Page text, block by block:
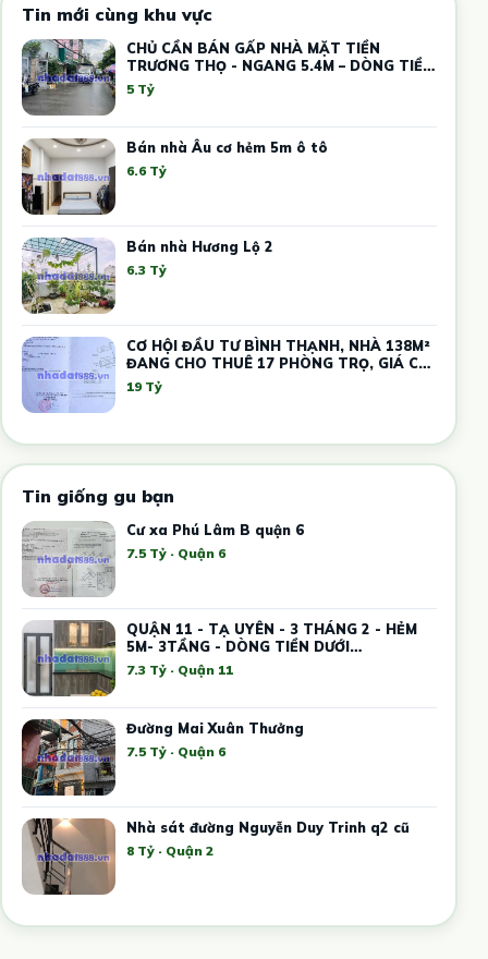
Tin mới cùng khu vực
CHỦ CẦN BÁN GẤP NHÀ MẶT TIỀN
TRƯƠNG THỌ - NGANG 5.4M – DÒNG TIỀN
12 TRIỆU
5 Tỷ
Bán nhà Âu cơ hẻm 5m ô tô
6.6 Tỷ
Bán nhà Hương Lộ 2
6.3 Tỷ
CƠ HỘI ĐẦU TƯ BÌNH THẠNH, NHÀ 138M²
ĐANG CHO THUÊ 17 PHÒNG TRỌ, GIÁ CHỈ
19 TỶ
19 Tỷ
Tin giống gu bạn
Cư xa Phú Lâm B quận 6
7.5 Tỷ · Quận 6
QUẬN 11 - TẠ UYÊN - 3 THÁNG 2 - HẺM
5M- 3TẦNG - DÒNG TIỀN DƯỚI
20TR/THÁNG -
7.3 Tỷ · Quận 11
Đường Mai Xuân Thưởng
7.5 Tỷ · Quận 6
Nhà sát đường Nguyễn Duy Trinh q2 cũ
8 Tỷ · Quận 2